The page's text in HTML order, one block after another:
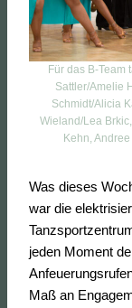
Für das B-Team
Sattler/Amelie
Schmidt/Alicia
Wieland/Lea
Kehn,
Was dieses
war die
jeden Moment
Maß an